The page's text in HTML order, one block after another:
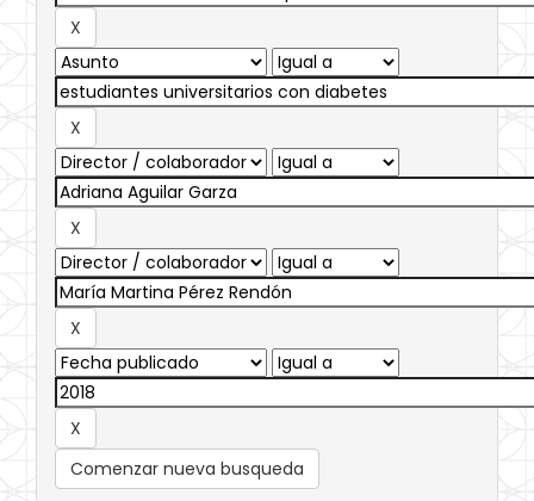
Comenzar nueva busqueda